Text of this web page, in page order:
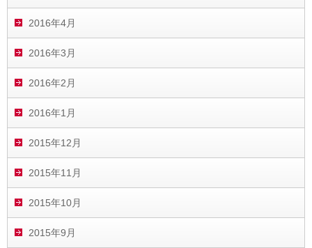
2016年4月
2016年3月
2016年2月
2016年1月
2015年12月
2015年11月
2015年10月
2015年9月